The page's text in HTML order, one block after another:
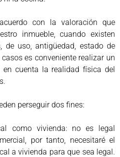
con la valoración que
inmueble, cuando existen
de uso, antigüedad, estado de
es conveniente realizar un
en cuenta la realidad física del
perseguir dos fines:
como vivienda: no es legal
por tanto, necesitaré el
a vivienda para que sea legal.